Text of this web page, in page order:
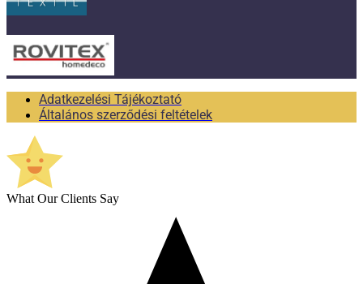
Adatkezelési Tájékoztató
Általános szerződési feltételek
What Our Clients Say